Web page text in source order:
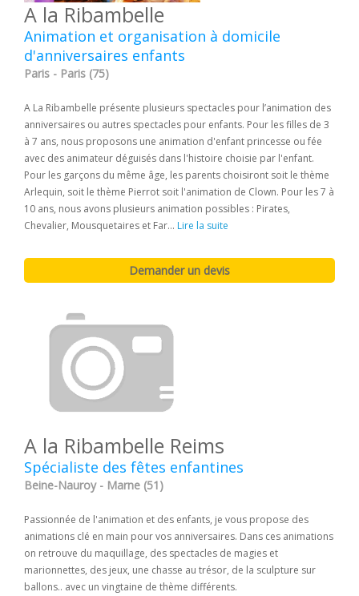
A la Ribambelle
Animation et organisation à domicile
d'anniversaires enfants
Paris - Paris (75)
A La Ribambelle présente plusieurs spectacles pour l’animation des
anniversaires ou autres spectacles pour enfants. Pour les filles de 3
à 7 ans, nous proposons une animation d'enfant princesse ou fée
avec des animateur déguisés dans l'histoire choisie par l'enfant.
Pour les garçons du même âge, les parents choisiront soit le thème
Arlequin, soit le thème Pierrot soit l'animation de Clown. Pour les 7 à
10 ans, nous avons plusieurs animation possibles : Pirates,
Chevalier, Mousquetaires et Far... Lire la suite
A la Ribambelle Reims
Spécialiste des fêtes enfantines
Beine-Nauroy - Marne (51)
Passionnée de l'animation et des enfants, je vous propose des
animations clé en main pour vos anniversaires. Dans ces animations
on retrouve du maquillage, des spectacles de magies et
marionnettes, des jeux, une chasse au trésor, de la sculpture sur
ballons.. avec un vingtaine de thème différents.